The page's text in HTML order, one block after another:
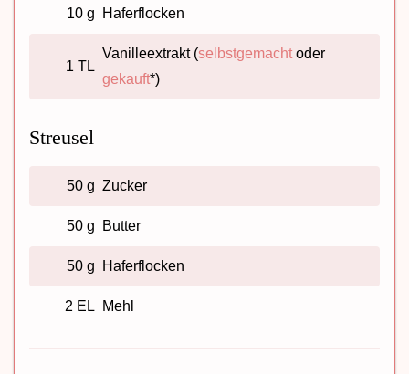
10 g Haferflocken
1 TL
Vanilleextrakt (selbstgemacht oder
gekauft*)
Streusel
50 g Zucker
50 g Butter
50 g Haferflocken
2 EL Mehl